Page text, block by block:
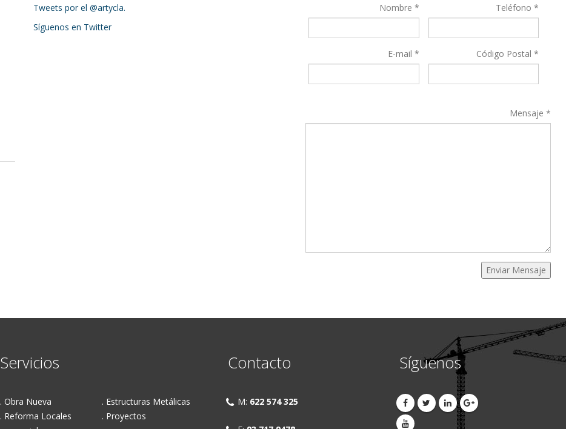
Tweets por el @artycla.
Síguenos en Twitter
Nombre * Teléfono *
E-mail * Código Postal *
Mensaje *
Servicios
. Obra Nueva
. Reforma Locales
. Estructuras Metálicas
. Proyectos
Contacto
M: 622 574 325
Síguenos